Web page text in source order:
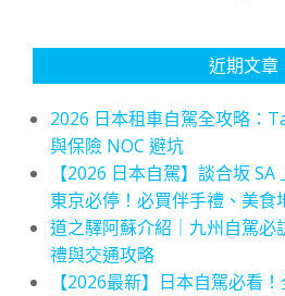
近期文章
2026 日本租車自駕全攻略：
與保險 NOC 避坑
【2026 日本自駕】談合坂
東京必停！必買伴手禮、美食
道之驛阿蘇介紹｜九州自駕必
禮與交通攻略
【2026最新】日本自駕必看